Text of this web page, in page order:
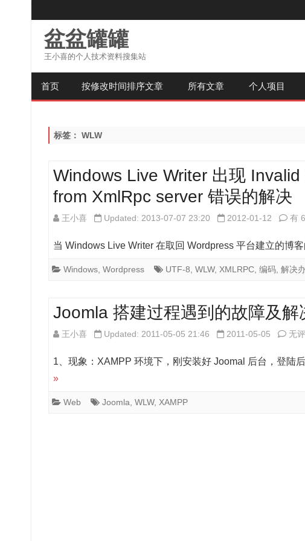
盆盆罐罐
王小喜的个人技术资料搜集站
首页 按修改时间排序文章 所有文章 个人项目
标签： WLW
Windows Live Writer 出现
from XmlRpc server 错误的解决
王小喜 Updated: 2013-07-07 23:20 2012-01-12
Live
有
当 Windows Live Writer 在取回 Wordpress 平台建立的博
Windows Wordpress UTF-8 WLW, XMLRPC 编码 解决
Joomla 搭建过程遇到的故障及解
王小喜 Updated: 2011-05-05 21:46 2011-05-05 无
1、现象：XAMPP 环境下，刚安装好 Joomal 后台，登陆
»
Web Joomla WLW, XAMPP